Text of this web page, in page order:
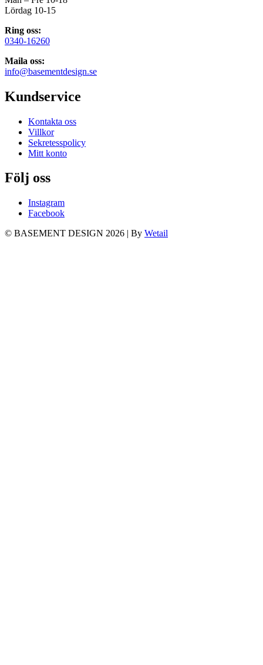
Lördag 10-15
Ring oss:
0340-16260
Maila oss:
info@basementdesign.se
Kundservice
Kontakta oss
Villkor
Sekretesspolicy
Mitt konto
Följ oss
Instagram
Facebook
© BASEMENT DESIGN 2026 | By Wetail